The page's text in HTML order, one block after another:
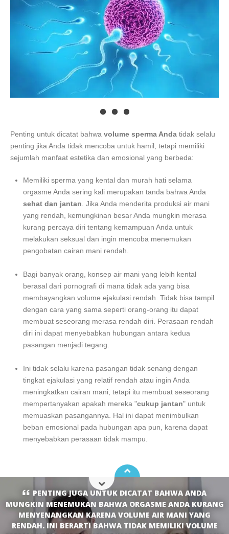
Penting untuk dicatat bahwa volume sperma Anda tidak selalu
penting jika Anda tidak mencoba untuk hamil, tetapi memiliki
sejumlah manfaat estetika dan emosional yang berbeda:
Memiliki sperma yang kental dan murah hati selama
orgasme Anda sering kali merupakan tanda bahwa Anda
sehat dan jantan . Jika Anda menderita produksi air mani
yang rendah, kemungkinan besar Anda mungkin merasa
kurang percaya diri tentang kemampuan Anda untuk
melakukan seksual dan ingin mencoba menemukan
pengobatan cairan mani rendah.
Bagi banyak orang, konsep air mani yang lebih kental
berasal dari pornografi di mana tidak ada yang bisa
membayangkan volume ejakulasi rendah. Tidak bisa tampil
dengan cara yang sama seperti orang-orang itu dapat
membuat seseorang merasa rendah diri. Perasaan rendah
diri ini dapat menyebabkan hubungan antara kedua
pasangan menjadi tegang.
Ini tidak selalu karena pasangan tidak senang dengan
tingkat ejakulasi yang relatif rendah atau ingin Anda
meningkatkan cairan mani, tetapi itu membuat seseorang
mempertanyakan apakah mereka "cukup jantan" untuk
memuaskan pasangannya. Hal ini dapat menimbulkan
beban emosional pada hubungan apa pun, karena dapat
menyebabkan perasaan tidak mampu.
PENTING JUGA UNTUK DICATAT BAHWA ANDA
MUNGKIN MENEMUKAN BAHWA ORGASME ANDA KURANG
MENYENANGKAN KARENA VOLUME AIR MANI YANG
RENDAH. INI BERARTI BAHWA TIDAK MEMILIKI VOLUME